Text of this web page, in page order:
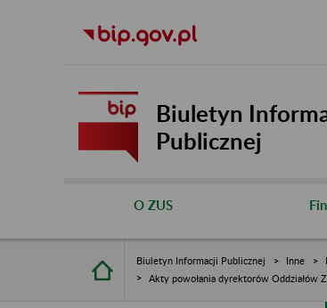
Biuletyn
Publicznej
O ZUS
Biuletyn Informacji Publicznej Inne
Akty powołania dyrektorów Oddziałów